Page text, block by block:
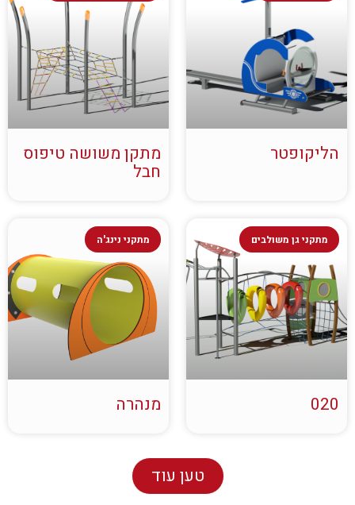
הליקופטר מתקן משושה טיפוס
חבל
מתקני גן משולבים
020
מתקני נינג'ה
מנהרה
טען עוד